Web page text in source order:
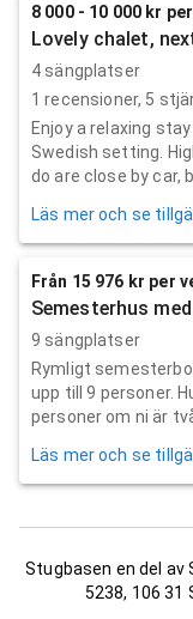
8 000 - 10 000 kr
Lovely chalet,
4 sängplatser
1 recensioner, 5
Enjoy a relaxing
Swedish setting.
do are close by car,
Läs mer och se
Från 15 976 kr per
Semesterhus
9 sängplatser
Rymligt
upp till 9 personer.
personer om ni är
Läs mer och se
Stugbasen en del av
5238, 106